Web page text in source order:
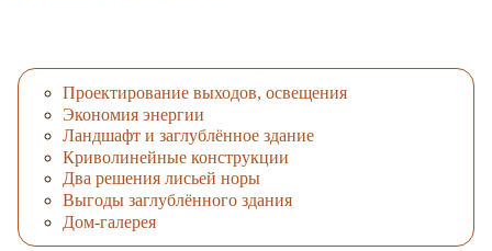
Проектирование выходов, освещения
Экономия энергии
Ландшафт и заглублённое здание
Криволинейные конструкции
Два решения лисьей норы
Выгоды заглублённого здания
Дом-галерея